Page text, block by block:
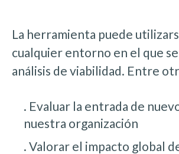
La herramienta puede
cualquier entorno en el que
análisis de viabilidad. Entre
. Evaluar la entrada de
nuestra organización
. Valorar el impacto global